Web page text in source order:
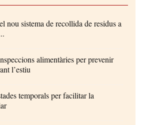
nou sistema de recollida de residus a
alimentàries per prevenir
l’estiu
temporals per facilitar la